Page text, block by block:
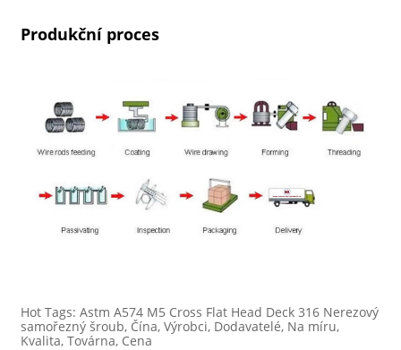
Produkční proces
Hot Tags: Astm A574 M5 Cross Flat Head Deck 316 Nerezový
samořezný šroub, Čína, Výrobci, Dodavatelé, Na míru,
Kvalita, Továrna, Cena